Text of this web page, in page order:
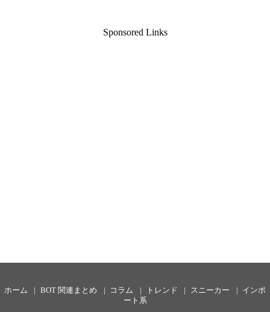
Sponsored Links
ホーム BOT 関連まとめ コラム トレンド スニーカー
インポ
ート系